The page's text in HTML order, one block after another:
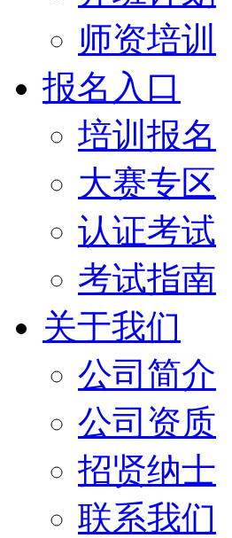
师资培训
报名入口
培训报名
大赛专区
认证考试
考试指南
关于我们
公司简介
公司资质
招贤纳士
联系我们